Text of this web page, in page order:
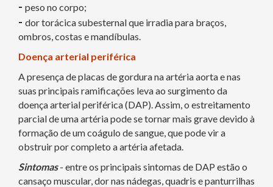
- peso no corpo;
- dor torácica subesternal que irradia para braços,
ombros, costas e mandíbulas.
Doença arterial periférica
A presença de placas de gordura na artéria aorta e nas
suas principais ramificações leva ao surgimento da
doença arterial periférica (DAP). Assim, o estreitamento
parcial de uma artéria pode se tornar mais grave devido à
formação de um coágulo de sangue, que pode vir a
obstruir por completo a artéria afetada.
Sintomas- entre os principais sintomas de DAP estão o
cansaço muscular, dor nas nádegas, quadris e panturrilhas